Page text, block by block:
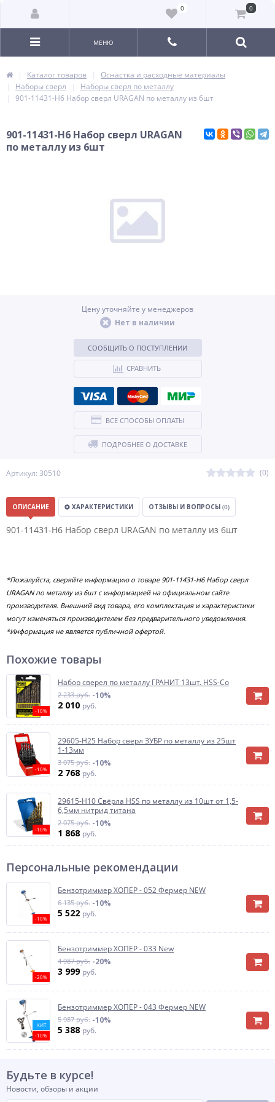
0 0
МЕНЮ
Каталог товаров
Оснастка и расходные материалы
Наборы сверл
Наборы сверл по металлу
901-11431-H6 Набор сверл URAGAN по металлу из 6шт
901-11431-H6 Набор сверл URAGAN
по металлу из 6шт
Артикул: 30510 (0)
Цену уточняйте у менеджеров
Нет в наличии
СООБЩИТЬ О ПОСТУПЛЕНИИ
СРАВНИТЬ
ВСЕ СПОСОБЫ ОПЛАТЫ
ПОДРОБНЕЕ О ДОСТАВКЕ
ОПИСАНИЕ ХАРАКТЕРИСТИКИ ОТЗЫВЫ И ВОПРОСЫ (0)
901-11431-H6 Набор сверл URAGAN по металлу из 6шт
*Пожалуйста, сверяйте информацию о товаре 901-11431-H6 Набор сверл
URAGAN по металлу из 6шт с информацией на официальном сайте
производителя. Внешний вид товара, его комплектация и характеристики
могут изменяться производителем без предварительного уведомления.
*Информация не является публичной офертой.
Похожие товары
-10%
Набор сверел по металлу ГРАНИТ 13шт. HSS-Co
2 233 руб. -10%
2 010 руб.
-10%
29605-H25 Набор сверл ЗУБР по металлу из 25шт
1-13мм
3 075 руб. -10%
2 768 руб.
-10%
29615-H10 Свёрла HSS по металлу из 10шт от 1,5-
6,5мм нитрид титана
2 075 руб. -10%
1 868 руб.
Персональные рекомендации
-10%
Бензотриммер ХОПЕР - 052 Фермер NEW
6 135 руб. -10%
5 522 руб.
-20%
Бензотриммер ХОПЕР - 033 New
4 987 руб. -20%
3 999 руб.
ХИТ
-10%
Бензотриммер ХОПЕР - 043 Фермер NEW
5 987 руб. -10%
5 388 руб.
Будьте в курсе!
Новости, обзоры и акции